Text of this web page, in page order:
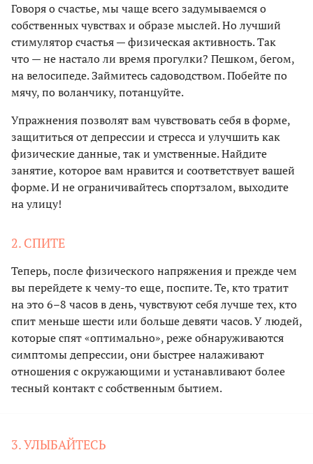
Говоря о счастье, мы чаще всего задумываемся о
собственных чувствах и образе мыслей. Но лучший
стимулятор счастья — физическая активность. Так
что — не настало ли время прогулки? Пешком, бегом,
на велосипеде. Займитесь садоводством. Побейте по
мячу, по воланчику, потанцуйте.
Упражнения позволят вам чувствовать себя в форме,
защититься от депрессии и стресса и улучшить как
физические данные, так и умственные. Найдите
занятие, которое вам нравится и соответствует вашей
форме. И не ограничивайтесь спортзалом, выходите
на улицу!
2. СПИТЕ
Теперь, после физического напряжения и прежде чем
вы перейдете к чему-то еще, поспите. Те, кто тратит
на это 6–8 часов в день, чувствуют себя лучше тех, кто
спит меньше шести или больше девяти часов. У людей,
которые спят «оптимально», реже обнаруживаются
симптомы депрессии, они быстрее налаживают
отношения с окружающими и устанавливают более
тесный контакт с собственным бытием.
3. УЛЫБАЙТЕСЬ